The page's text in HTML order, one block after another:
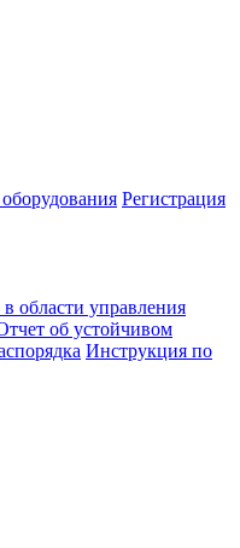
Регистрация
области управления
об устойчивом
Инструкция по